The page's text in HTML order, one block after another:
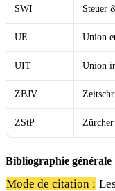
SWI Steuer
UE Union
UIT Union
ZBJV
ZStP
Bibliographie générale
Mode de citation :